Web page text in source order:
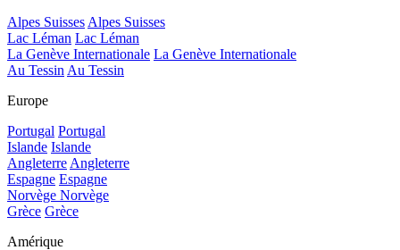
Alpes Suisses Alpes Suisses
Lac Léman Lac Léman
La Genève Internationale La Genève Internationale
Au Tessin Au Tessin
Europe
Portugal Portugal
Islande Islande
Angleterre Angleterre
Espagne Espagne
Norvège Norvège
Grèce Grèce
Amérique